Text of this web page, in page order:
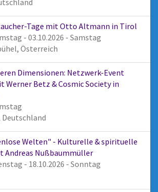
Tage mit Otto Altmann in Tirol
- 03.10.2026 - Samstag
Österreich
Dimensionen: Netzwerk-Event
Werner Betz & Cosmic Society in
Deutschland
Welten" - Kulturelle & spirituelle
Andreas Nußbaummüller
- 18.10.2026 - Sonntag